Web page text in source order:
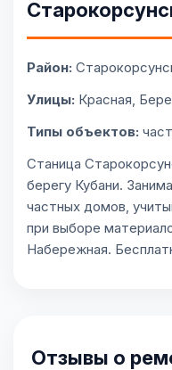
Район:
Улицы: Красная,
Типы объектов:
Станица
берегу Кубани.
частных домов,
при выборе
Набережная.
Отзывы о